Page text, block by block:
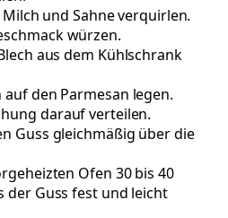
Milch und Sahne verquirlen.
würzen.
aus dem Kühlschrank
den Parmesan legen.
darauf verteilen.
Guss gleichmäßig über die
Ofen 30 bis 40
der Guss fest und leicht